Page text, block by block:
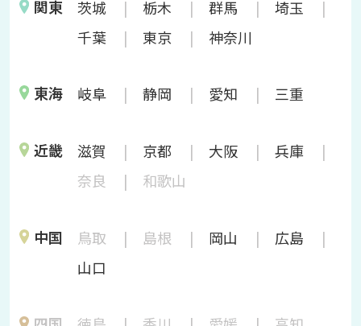
関東 茨城 栃木 群馬
埼玉
千葉
東京 神奈川
東海 岐阜 静岡 愛知 三重
近畿 滋賀 京都 大阪
兵庫
奈良
和歌山
中国 鳥取 島根 岡山
広島
山口